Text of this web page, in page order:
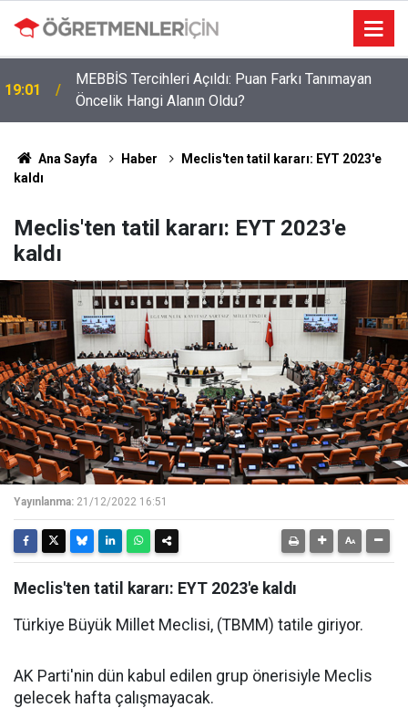
19:01
MEBBİS Tercihleri Açıldı: Puan Farkı Tanımayan
Öncelik Hangi Alanın Oldu?
Ana Sayfa Haber
Meclis'ten tatil kararı: EYT 2023'e
kaldı
Meclis'ten tatil kararı: EYT 2023'e
kaldı
Yayınlanma: 21/12/2022 16:51
Meclis'ten tatil kararı: EYT 2023'e kaldı
Türkiye Büyük Millet Meclisi, (TBMM) tatile giriyor.
AK Parti'nin dün kabul edilen grup önerisiyle Meclis
gelecek hafta çalışmayacak.